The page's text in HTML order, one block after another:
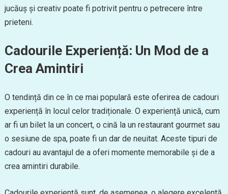
jucăuș și creativ poate fi potrivit pentru o petrecere între
prieteni.
Cadourile Experiență: Un Mod de a
Crea Amintiri
O tendință din ce în ce mai populară este oferirea de cadouri
experiență în locul celor tradiționale. O experiență unică, cum
ar fi un bilet la un concert, o cină la un restaurant gourmet sau
o sesiune de spa, poate fi un dar de neuitat. Aceste tipuri de
cadouri au avantajul de a oferi momente memorabile și de a
crea amintiri durabile.